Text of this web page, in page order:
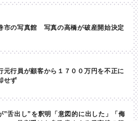
市の写真館 写真の高橋が破産開始決定
元行員が顧客から１７００万円を不正に
せず
”舌出し”を釈明「意図的に出した」「侮